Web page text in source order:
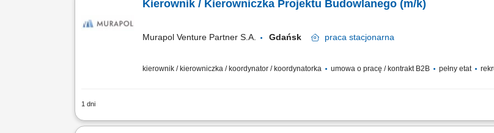
Kierownik / Kierowniczka Projektu Budowlanego (m/k)
Murapol Venture Partner S.A. Gdańsk praca stacjonarna
kierownik / kierowniczka / koordynator / koordynatorka umowa o pracę / kontrakt B2B pełny etat
1 dni
Obowiązki: Koordynowanie całego procesu budowy od przygotowania po zakończenie inwestycji.